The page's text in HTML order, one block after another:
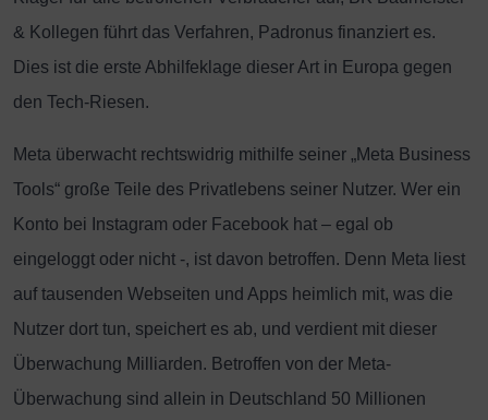
& Kollegen führt das Verfahren, Padronus finanziert es.
Dies ist die erste Abhilfeklage dieser Art in Europa gegen
den Tech-Riesen.
Meta überwacht rechtswidrig mithilfe seiner „Meta Business
Tools“ große Teile des Privatlebens seiner Nutzer. Wer ein
Konto bei Instagram oder Facebook hat – egal ob
eingeloggt oder nicht -, ist davon betroffen. Denn Meta liest
auf tausenden Webseiten und Apps heimlich mit, was die
Nutzer dort tun, speichert es ab, und verdient mit dieser
Überwachung Milliarden. Betroffen von der Meta-
Überwachung sind allein in Deutschland 50 Millionen